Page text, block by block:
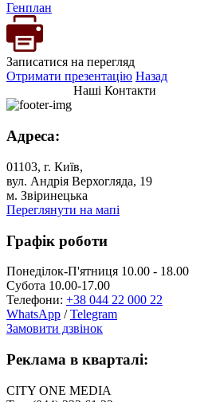
Генплан
Записатися на перегляд
Отримати презентацію Назад
Наші Контакти
Адреса:
01103, г. Київ,
вул. Андрія Верхогляда, 19
м. Звіринецька
Переглянути на мапі
Графік роботи
Понеділок-П'ятниця 10.00 - 18.00
Субота 10.00-17.00
Телефони: +38 044 22 000 22
WhatsApp /Telegram
Замовити дзвінок
Реклама в кварталі:
CITY ONE MEDIA